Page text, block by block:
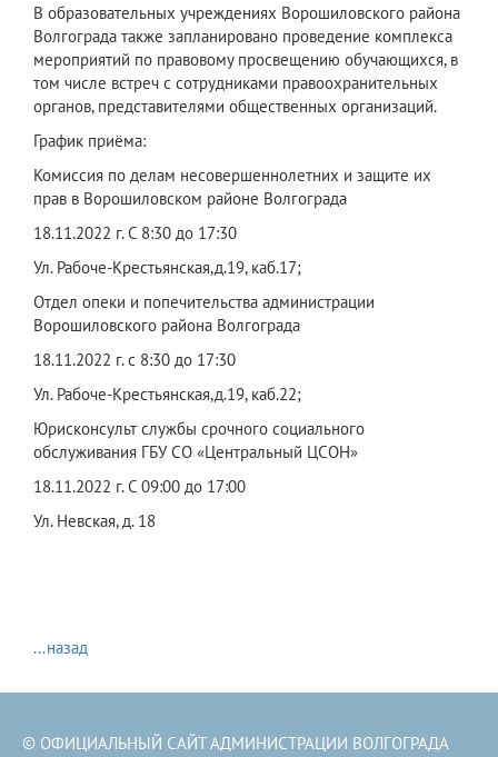
В образовательных учреждениях Ворошиловского района
Волгограда также запланировано проведение комплекса
мероприятий по правовому просвещению обучающихся, в
том числе встреч с сотрудниками правоохранительных
органов, представителями общественных организаций.
График приёма:
Комиссия по делам несовершеннолетних и защите их
прав в Ворошиловском районе Волгограда
18.11.2022 г. С 8:30 до 17:30
Ул. Рабоче-Крестьянская,д.19, каб.17;
Отдел опеки и попечительства администрации
Ворошиловского района Волгограда
18.11.2022 г. с 8:30 до 17:30
Ул. Рабоче-Крестьянская,д.19, каб.22;
Юрисконсульт службы срочного социального
обслуживания ГБУ СО «Центральный ЦСОН»
18.11.2022 г. С 09:00 до 17:00
Ул. Невская, д. 18
...назад
© ОФИЦИАЛЬНЫЙ САЙТ АДМИНИСТРАЦИИ ВОЛГОГРАДА